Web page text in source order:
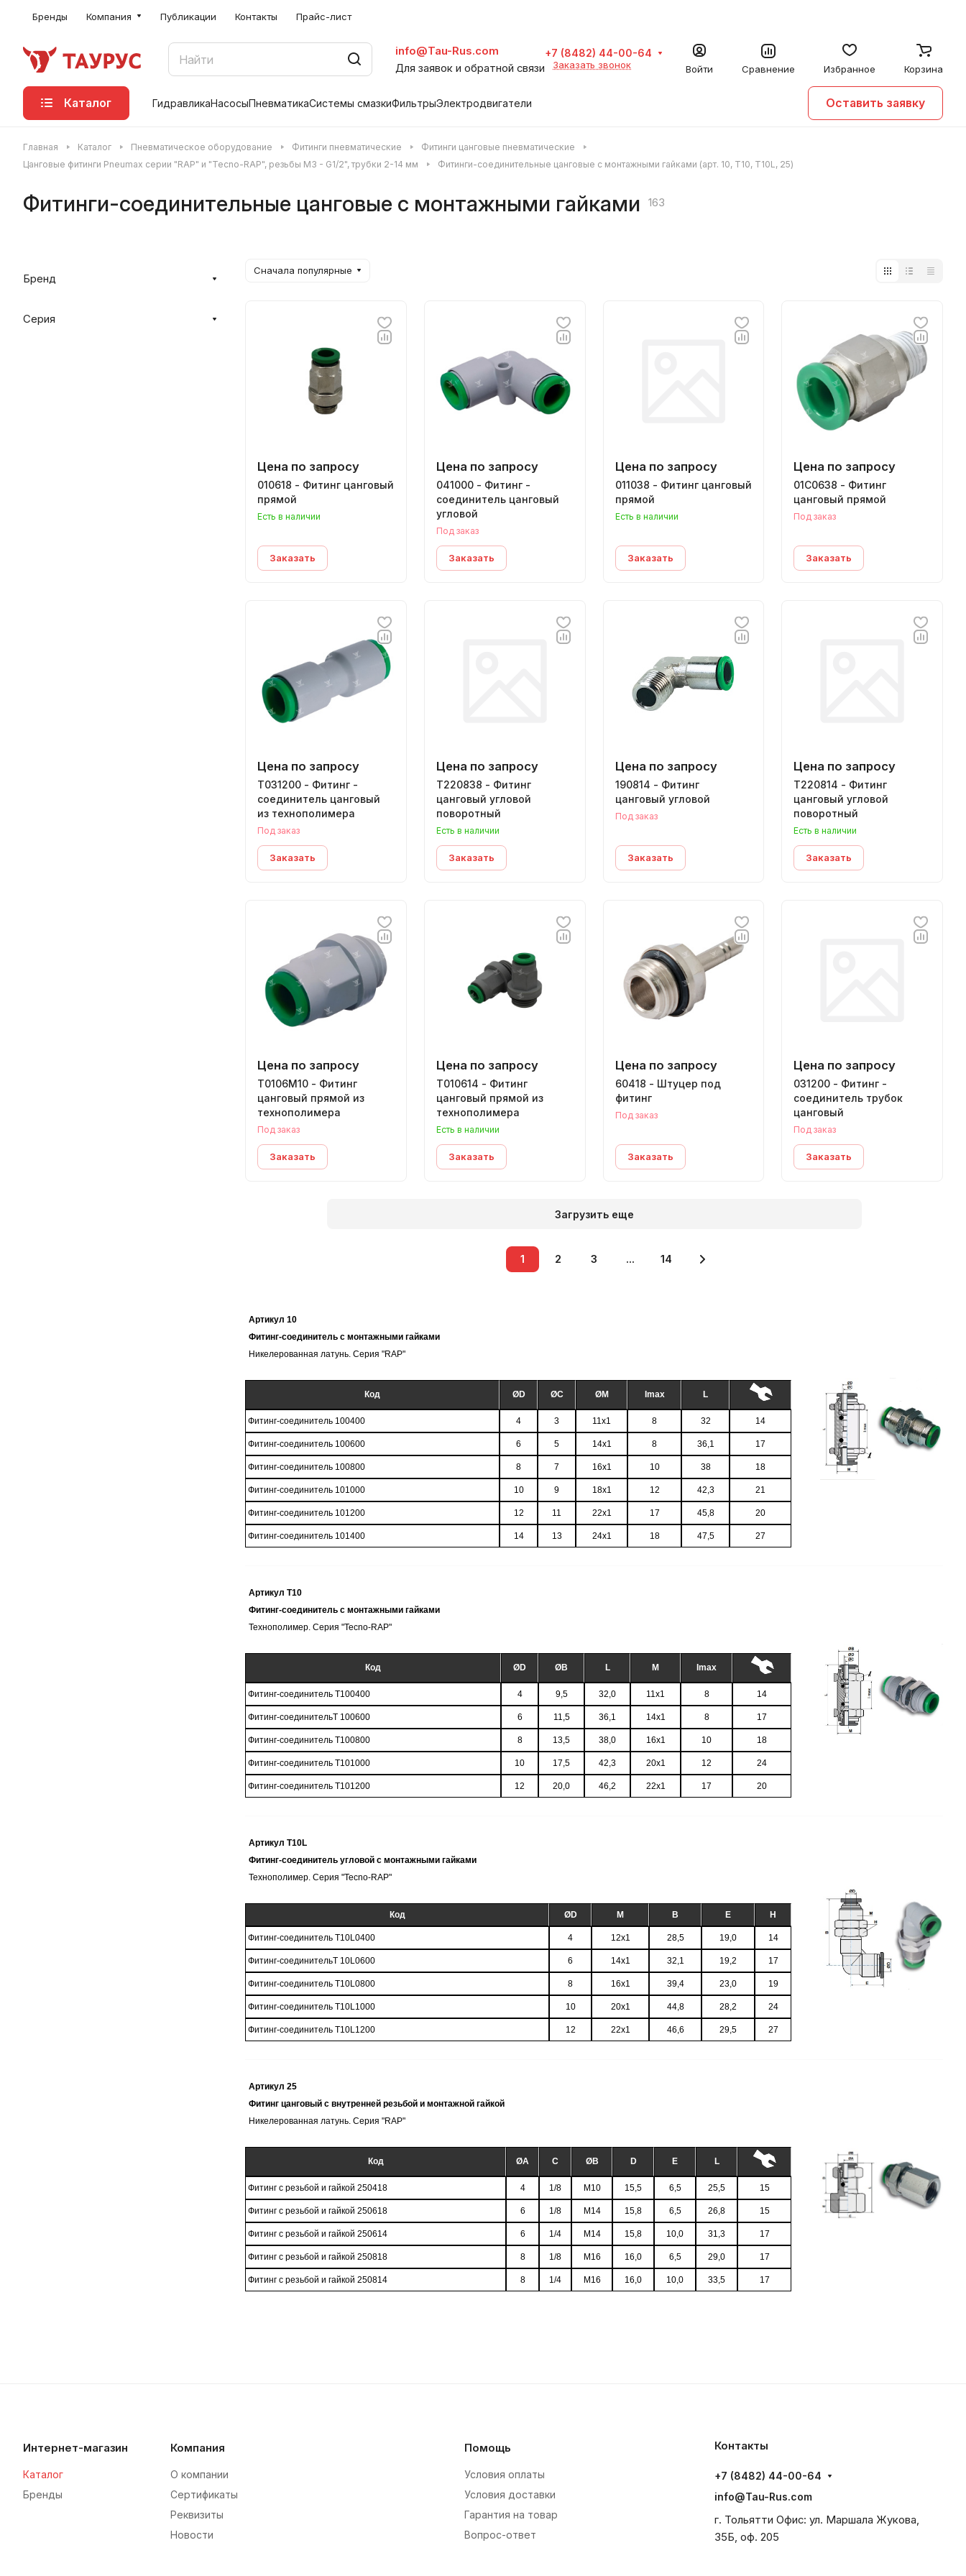
Бренды Компания Публикации Контакты Прайс-лист
info@Tau-Rus.com
Для заявок и обратной связи
+7 (8482) 44-00-64
Заказать звонок Войти Сравнение Избранное Корзина
Каталог ГидравликаНасосыПневматикаСистемы смазкиФильтрыЭлектродвигатели Оставить заявку
Главная Каталог Пневматическое оборудование Фитинги пневматические
Фитинги цанговые пневматические
Цанговые фитинги Pneumax серии "RAP" и "Tecno-RAP", резьбы M3 - G1/2", трубки 2-14 мм
Фитинги-соединительные цанговые с монтажными гайками (арт. 10, T10, T10L, 25)
Фитинги-соединительные цанговые с монтажными гайками 163
Сначала популярные
Цена по запросу
010618 - Фитинг цанговый
прямой
Есть в наличии
Заказать
Цена по запросу
041000 - Фитинг -
соединитель цанговый
угловой
Под заказ
Заказать
Цена по запросу
011038 - Фитинг цанговый
прямой
Есть в наличии
Заказать
Цена по запросу
01C0638 - Фитинг
цанговый прямой
Под заказ
Заказать
Цена по запросу
T031200 - Фитинг -
соединитель цанговый
из технополимера
Под заказ
Заказать
Цена по запросу
T220838 - Фитинг
цанговый угловой
поворотный
Есть в наличии
Заказать
Цена по запросу
190814 - Фитинг
цанговый угловой
Под заказ
Заказать
Цена по запросу
T220814 - Фитинг
цанговый угловой
поворотный
Есть в наличии
Заказать
Цена по запросу
T0106M10 - Фитинг
цанговый прямой из
технополимера
Под заказ
Заказать
Цена по запросу
T010614 - Фитинг
цанговый прямой из
технополимера
Есть в наличии
Заказать
Цена по запросу
60418 - Штуцер под
фитинг
Под заказ
Заказать
Цена по запросу
031200 - Фитинг -
соединитель трубок
цанговый
Под заказ
Заказать
Загрузить еще
1 2 3 ... 14
Артикул 10
Фитинг-соединитель с монтажными гайками
Никелерованная латунь. Серия "RAP"
Код ØD ØC ØM Imax L
Фитинг-соединитель 100400 4 3 11x1 8 32 14
Фитинг-соединитель 100600 6 5 14x1 8 36,1 17
Фитинг-соединитель 100800 8 7 16x1 10 38 18
Фитинг-соединитель 101000 10 9 18x1 12 42,3 21
Фитинг-соединитель 101200 12 11 22x1 17 45,8 20
Фитинг-соединитель 101400 14 13 24x1 18 47,5 27
Артикул T10
Фитинг-соединитель с монтажными гайками
Технополимер. Серия "Tecno-RAP"
Код ØD ØB L M Imax
Фитинг-соединитель T100400 4 9,5 32,0 11x1 8 14
Фитинг-соединительT 100600 6 11,5 36,1 14x1 8 17
Фитинг-соединитель T100800 8 13,5 38,0 16x1 10 18
Фитинг-соединитель T101000 10 17,5 42,3 20x1 12 24
Фитинг-соединитель T101200 12 20,0 46,2 22x1 17 20
Артикул T10L
Фитинг-соединитель угловой с монтажными гайками
Технополимер. Серия "Tecno-RAP"
Код ØD M B E H
Фитинг-соединитель T10L0400 4 12x1 28,5 19,0 14
Фитинг-соединительT 10L0600 6 14x1 32,1 19,2 17
Фитинг-соединитель T10L0800 8 16x1 39,4 23,0 19
Фитинг-соединитель T10L1000 10 20x1 44,8 28,2 24
Фитинг-соединитель T10L1200 12 22x1 46,6 29,5 27
Артикул 25
Фитинг цанговый с внутренней резьбой и монтажной гайкой
Никелерованная латунь. Серия "RAP"
Код ØA C ØB D E L
Фитинг с резьбой и гайкой 250418 4 1/8 M10 15,5 6,5 25,5 15
Фитинг с резьбой и гайкой 250618 6 1/8 M14 15,8 6,5 26,8 15
Фитинг с резьбой и гайкой 250614 6 1/4 M14 15,8 10,0 31,3 17
Фитинг с резьбой и гайкой 250818 8 1/8 M16 16,0 6,5 29,0 17
Фитинг с резьбой и гайкой 250814 8 1/4 M16 16,0 10,0 33,5 17
Бренд
Серия
Интернет-магазин
Каталог
Бренды
Компания
О компании
Сертификаты
Реквизиты
Новости
Помощь
Условия оплаты
Условия доставки
Гарантия на товар
Вопрос-ответ
Контакты
+7 (8482) 44-00-64
info@Tau-Rus.com
г. Тольятти Офис: ул. Маршала Жукова,
35Б, оф. 205